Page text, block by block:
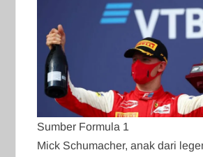
Sumber Formula 1
Mick Schumacher, anak dari